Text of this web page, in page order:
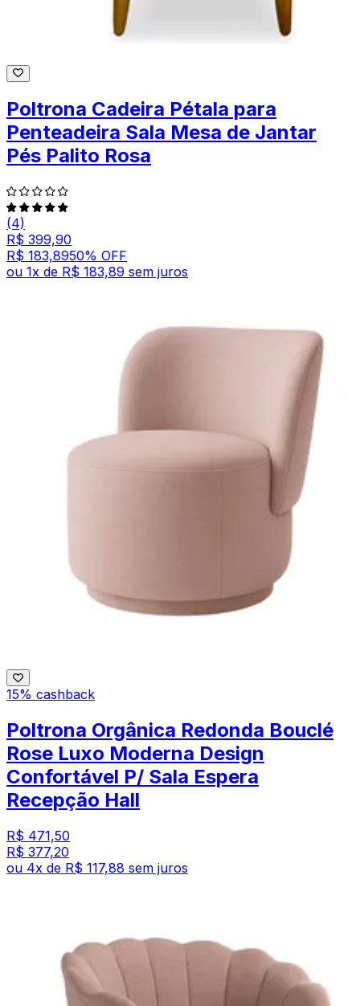
Poltrona Cadeira Pétala para
Penteadeira Sala Mesa de Jantar
Pés Palito Rosa
(4)
R$ 399,90
R$ 183,8950% OFF
ou 1x de R$ 183,89 sem juros
15% cashback
Poltrona Orgânica Redonda Bouclé
Rose Luxo Moderna Design
Confortável P/ Sala Espera
Recepção Hall
R$ 471,50
R$ 377,20
ou 4x de R$ 117,88 sem juros